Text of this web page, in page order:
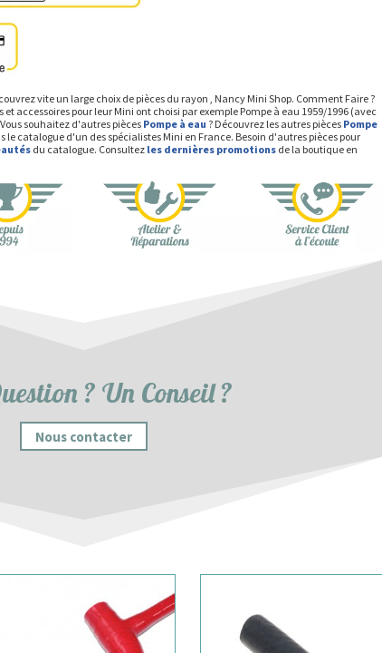
vite un large choix de pièces du rayon , Nancy Mini Shop. Comment Faire ?
accessoires pour leur Mini ont choisi par exemple Pompe à eau 1959/1996 (avec
souhaitez d'autres pièces Pompe à eau ? Découvrez les autres pièces Pompe
le catalogue d'un des spécialistes Mini en France. Besoin d'autres pièces pour
du catalogue. Consultez les dernières promotionsde la boutique en
? Un Conseil ?
Nous contacter